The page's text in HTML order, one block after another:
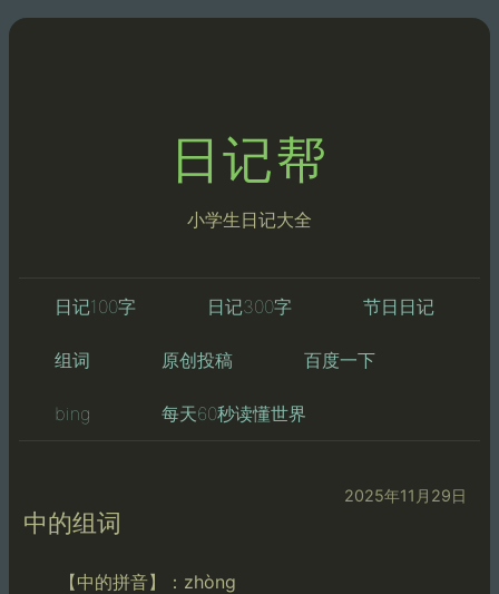
日记帮
小学生日记大全
日记100字 日记300字 节日日记
组词 原创投稿 百度一下
bing 每天60秒读懂世界
2025年11月29日
中的组词
【中的拼音】：zhòng